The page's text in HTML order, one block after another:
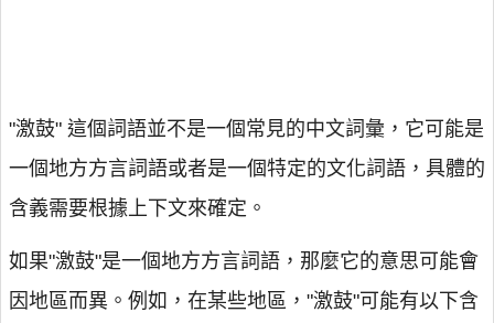
"激鼓" 這個詞語並不是一個常見的中文詞彙，它可能是
一個地方方言詞語或者是一個特定的文化詞語，具體的
含義需要根據上下文來確定。
如果"激鼓"是一個地方方言詞語，那麼它的意思可能會
因地區而異。例如，在某些地區，"激鼓"可能有以下含